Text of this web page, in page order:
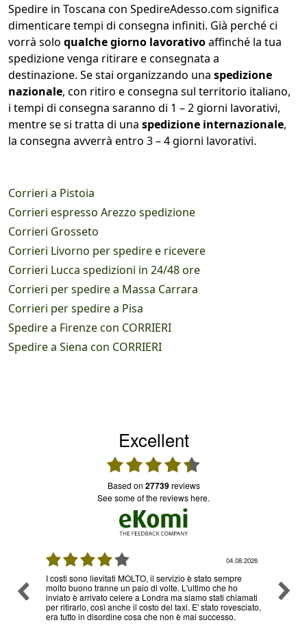
Spedire in Toscana con SpedireAdesso.com significa
dimenticare tempi di consegna infiniti. Già perché ci
vorrà solo qualche giorno lavorativoaffinché la tua
spedizione venga ritirare e consegnata a
destinazione. Se stai organizzando una spedizione
nazionale, con ritiro e consegna sul territorio italiano,
i tempi di consegna saranno di 1 – 2 giorni lavorativi,
mentre se si tratta di una spedizione internazionale,
la consegna avverrà entro 3 – 4 giorni lavorativi.
Corrieri a Pistoia
Corrieri espresso Arezzo spedizione
Corrieri Grosseto
Corrieri Livorno per spedire e ricevere
Corrieri Lucca spedizioni in 24/48 ore
Corrieri per spedire a Massa Carrara
Corrieri per spedire a Pisa
Spedire a Firenze con CORRIERI
Spedire a Siena con CORRIERI
Excellent
based on 27739reviews
see some of the reviews here.
04.08.2026
I costi sono lievitati MOLTO, il servizio è stato sempre
molto buono tranne un paio di volte. L'ultimo che ho
inviato è arrivato celere a Londra ma siamo stati chiamati
per ritirarlo, così anche il costo del taxi. E' stato rovesciato,
era tutto in disordine cosa che non è mai successo.